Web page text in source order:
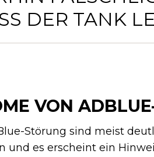
DER TANK
VON
Störung sind meist
und es erscheint ein